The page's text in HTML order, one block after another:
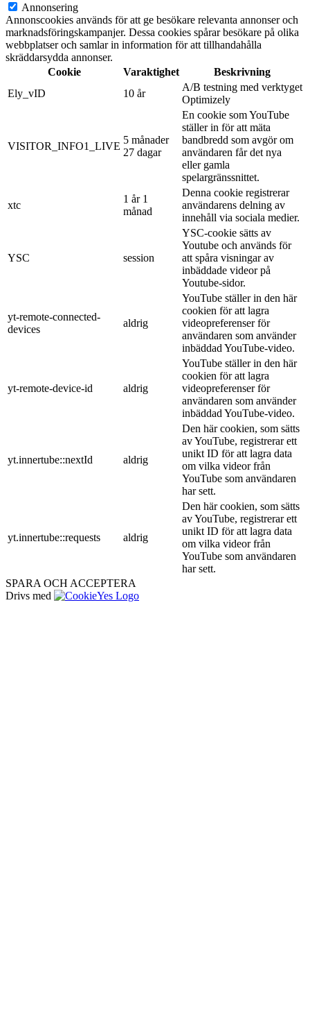
Annonsering
Annonscookies används för att ge besökare relevanta annonser och
marknadsföringskampanjer. Dessa cookies spårar besökare på olika
webbplatser och samlar in information för att tillhandahålla
skräddarsydda annonser.
Cookie
Varaktighet
Beskrivning
Ely_vID
10 år
A/B testning med verktyget
Optimizely
VISITOR_INFO1_LIVE
5 månader
27 dagar
En cookie som YouTube
ställer in för att mäta
bandbredd som avgör om
användaren får det nya
eller gamla
spelargränssnittet.
xtc
1 år 1
månad
Denna cookie registrerar
användarens delning av
innehåll via sociala medier.
YSC session
YSC-cookie sätts av
Youtube och används för
att spåra visningar av
inbäddade videor på
Youtube-sidor.
yt-remote-connected-
devices
aldrig
YouTube ställer in den här
cookien för att lagra
videopreferenser för
användaren som använder
inbäddad YouTube-video.
yt-remote-device-id aldrig
YouTube ställer in den här
cookien för att lagra
videopreferenser för
användaren som använder
inbäddad YouTube-video.
yt.innertube::nextId aldrig
Den här cookien, som sätts
av YouTube, registrerar ett
unikt ID för att lagra data
om vilka videor från
YouTube som användaren
har sett.
yt.innertube::requests aldrig
Den här cookien, som sätts
av YouTube, registrerar ett
unikt ID för att lagra data
om vilka videor från
YouTube som användaren
har sett.
SPARA OCH ACCEPTERA
Drivs med